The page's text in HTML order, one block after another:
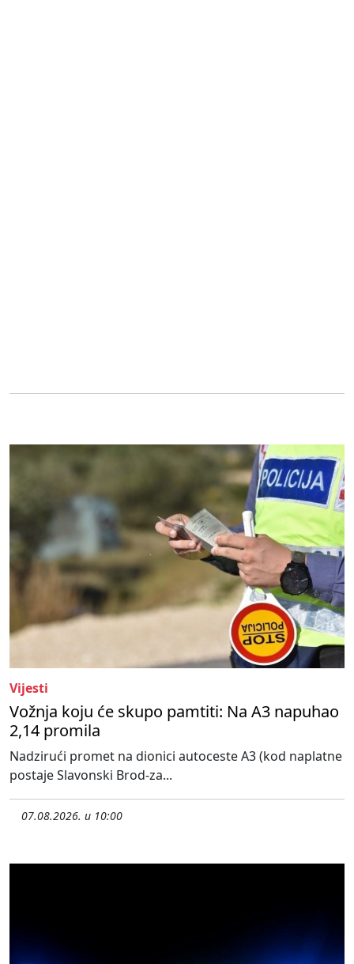
Vijesti
Vožnja koju će skupo pamtiti: Na A3 napuhao
2,14 promila
Nadzirući promet na dionici autoceste A3 (kod naplatne
postaje Slavonski Brod-za...
07.08.2026. u 10:00